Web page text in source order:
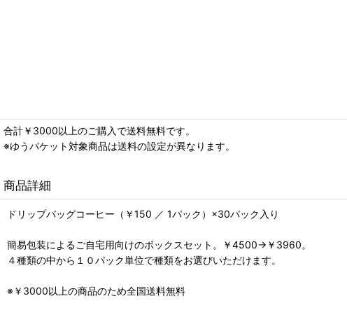
合計￥3000以上のご購入で送料無料です。
※ゆうパケット対象商品は送料の設定が異なります。
商品詳細
ドリップバッグコーヒー（￥150 ／ 1パック）×30パック入り
簡易包装によるご自宅用向けのボックスセット。￥4500→￥3960。
４種類の中から１０パック単位で種類をお選びいただけます。
※￥3000以上の商品のため全国送料無料